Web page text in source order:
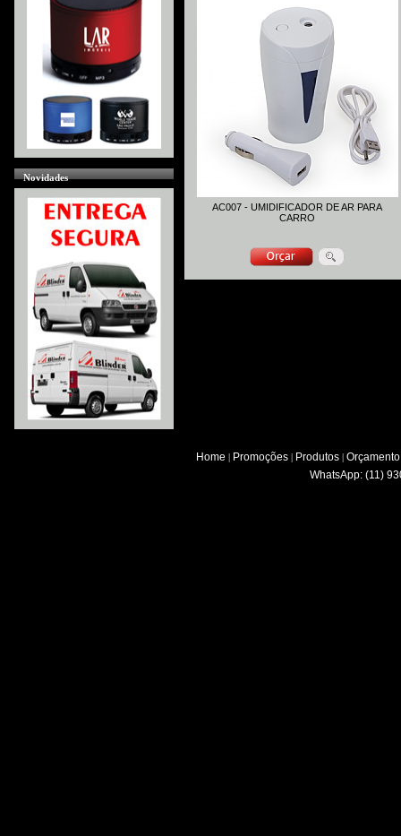
Novidades
AC007 - UMIDIFICADOR DE AR PARA
CARRO
Home | Promoções | Produtos | Orçamento
WhatsApp: (11)